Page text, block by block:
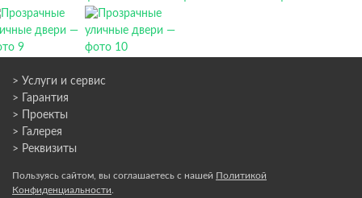
> Услуги и сервис
> Гарантия
> Проекты
> Галерея
> Реквизиты
Пользуясь сайтом, вы соглашаетесь с нашей Политикой
Конфиденциальности